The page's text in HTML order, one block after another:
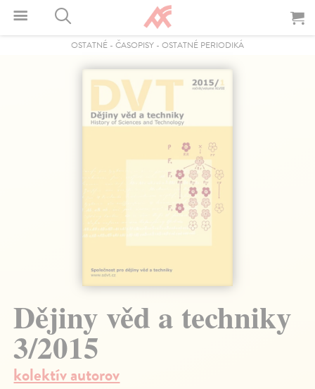
OSTATNÉ - ČASOPISY - OSTATNÉ PERIODIKÁ
Dějiny věd a techniky
3/2015
kolektív autorov